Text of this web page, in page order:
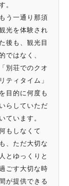
。
もう一通り那須
光を体験され
た後も、観光目
的ではなく、
「別荘でのクオ
リティタイム」
を目的に何度も
いらしていただ
いています。
もしなくて
も、ただ大切な
人とゆっくりと
ごす大切な時
が提供できる